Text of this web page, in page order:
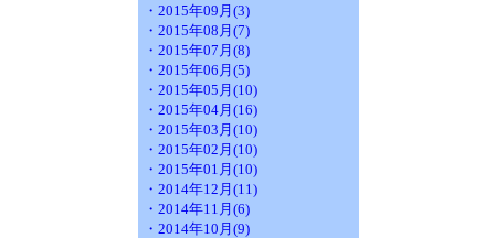
・2015年09月(3)
・2015年08月(7)
・2015年07月(8)
・2015年06月(5)
・2015年05月(10)
・2015年04月(16)
・2015年03月(10)
・2015年02月(10)
・2015年01月(10)
・2014年12月(11)
・2014年11月(6)
・2014年10月(9)